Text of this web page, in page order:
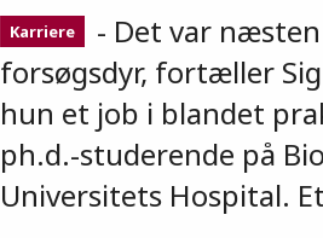
Karriere
- Det var
forsøgsdyr, fortæller
hun et job i blandet
ph.d.-studerende på
Universitets Hospital.